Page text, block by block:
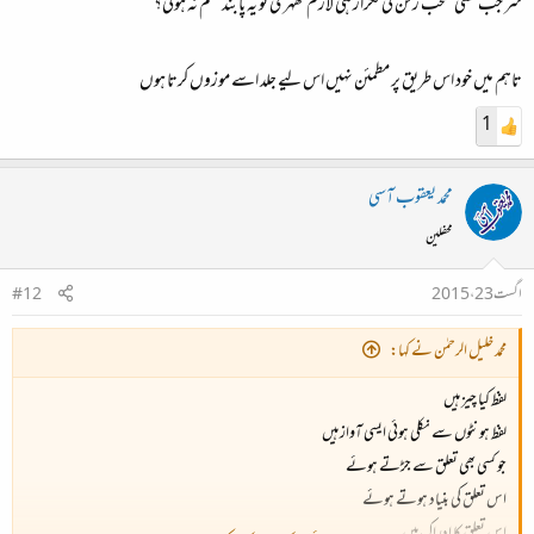
تاہم میں خود اس طریق پر مطمئن نہیں اس لیے جلد اسے موزوں کرتا ہوں
1
محمد یعقوب آسی
محفلین
اگست 23، 2015
#12
محمد خلیل الرحمٰن نے کہا:
لفظ کیا چیز ہیں
لفظ ہونٹوں سے نکلی ہوئی ایسی آواز ہیں
جو کسی بھی تعلق سے جڑتے ہوئے
اس تعلق کی بنیاد ہوتے ہوئے